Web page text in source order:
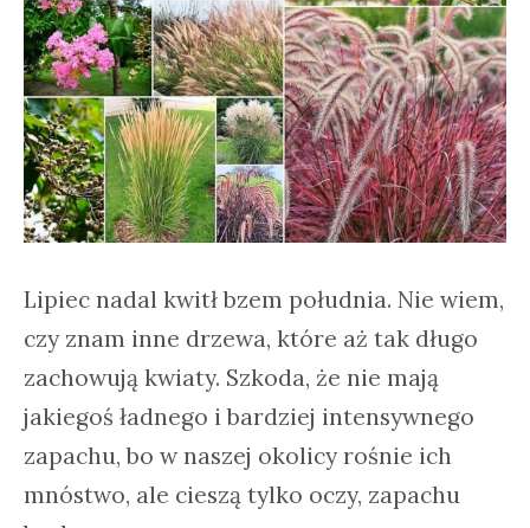
Lipiec nadal kwitł bzem południa. Nie wiem,
czy znam inne drzewa, które aż tak długo
zachowują kwiaty. Szkoda, że nie mają
jakiegoś ładnego i bardziej intensywnego
zapachu, bo w naszej okolicy rośnie ich
mnóstwo, ale cieszą tylko oczy, zapachu